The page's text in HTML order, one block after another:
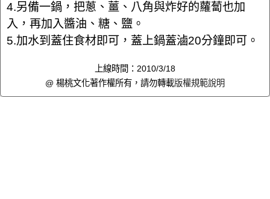
4.另備一鍋，把蔥、薑、八角與炸好的蘿蔔也加
入，再加入醬油、糖、鹽。
5.加水到蓋住食材即可，蓋上鍋蓋滷20分鐘即可。
上線時間：2010/3/18
@ 楊桃文化著作權所有，請勿轉載版權規範說明